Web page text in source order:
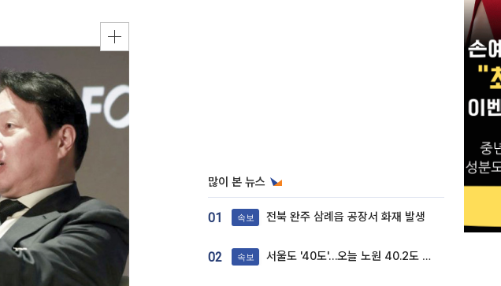
많이 본 뉴스
01 속보 전북 완주 삼례읍 공장서 화재 발생
02 속보 서울도 '40도'…오늘 노원 40.2도 기록